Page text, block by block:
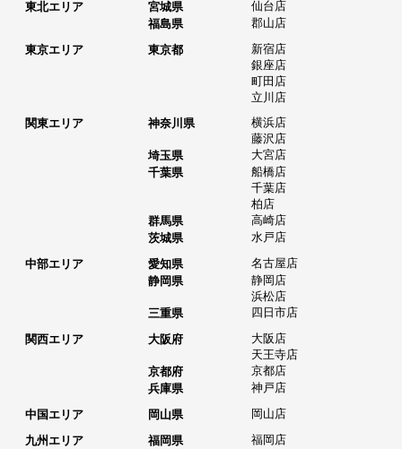
東北エリア
宮城県
仙台店
福島県
郡山店
東京エリア
東京都
新宿店
銀座店
町田店
立川店
関東エリア
神奈川県
横浜店
藤沢店
埼玉県
大宮店
千葉県
船橋店
千葉店
柏店
群馬県
高崎店
茨城県
水戸店
中部エリア
愛知県
名古屋店
静岡県
静岡店
浜松店
三重県
四日市店
関西エリア
大阪府
大阪店
天王寺店
京都府
京都店
兵庫県
神戸店
中国エリア
岡山県
岡山店
九州エリア
福岡県
福岡店